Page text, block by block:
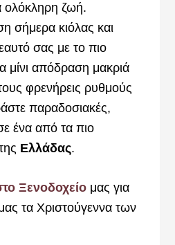
ολόκληρη ζωή.
σήμερα κιόλας και
σας με το πιο
μίνι απόδραση μακριά
φρενήρεις ρυθμούς
παραδοσιακές,
ένα από τα πιο
Ελλάδας.
Ξενοδοχείο μας για
τα Χριστούγεννα των